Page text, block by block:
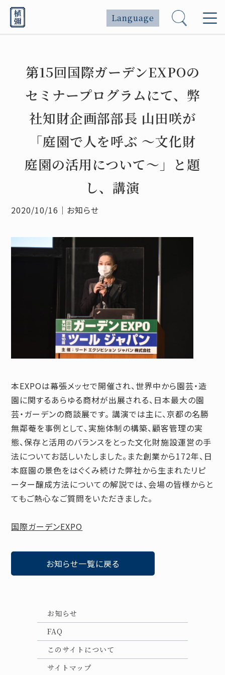
Language
第15回国際ガーデンEXPOの
セミナープログラムにて、弊
社知財企画部部長 山田咲が
「庭園で人を呼ぶ ～文化財
庭園の活用について～」と題
し、講演
2020/10/16 ｜ お知らせ
本EXPOは幕張メッセで開催され、世界中から園芸・造
園に関するあらゆる商材が出展される、日本最大の園
芸・ガーデンの商談展です。 講演では主に、京都の名勝
無鄰菴を事例として、実施体制の構築、顧客管理の実
態、保存と活用のバランスをとった文化財施設運営の手
法についてお話しいたしました。また創業から172年、日
本庭園の景色をはぐくみ続けた弊社から生まれたリピ
ーター醸成方法についての解説では、会場の皆様からと
てもご熱心なご質問をいただきました。
国際ガーデンEXPO
お知らせ一覧に戻る
お知らせ
FAQ
このサイトについて
サイトマップ